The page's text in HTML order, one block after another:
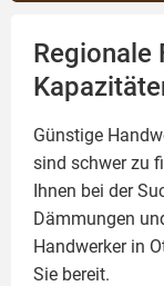
Regionale
Günstige
sind schwer zu
Ihnen bei der
Dämmungen
Handwerker in
Sie bereit.